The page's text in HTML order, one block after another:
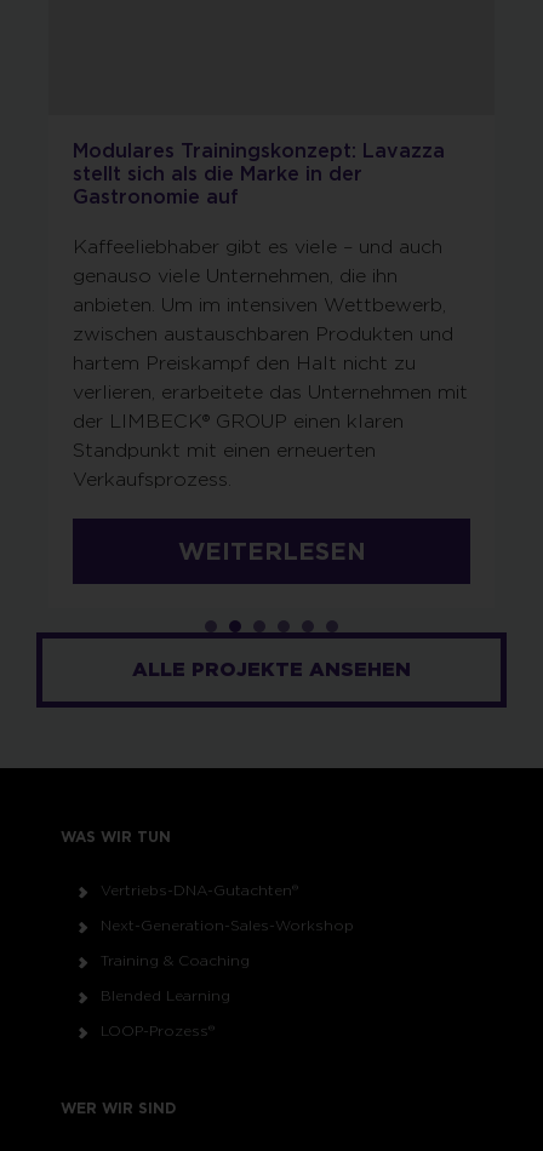
Modulares Trainingskonzept: Lavazza
stellt sich als die Marke in der
Gastronomie auf
Kaffeeliebhaber gibt es viele – und auch
genauso viele Unternehmen, die ihn
anbieten. Um im intensiven Wettbewerb,
zwischen austauschbaren Produkten und
hartem Preiskampf den Halt nicht zu
verlieren, erarbeitete das Unternehmen mit
der LIMBECK® GROUP einen klaren
Standpunkt mit einen erneuerten
Verkaufsprozess.
WEITERLESEN
ALLE PROJEKTE ANSEHEN
WAS WIR TUN
Vertriebs-DNA-Gutachten®
Next-Generation-Sales-Workshop
Training & Coaching
Blended Learning
LOOP-Prozess®
WER WIR SIND